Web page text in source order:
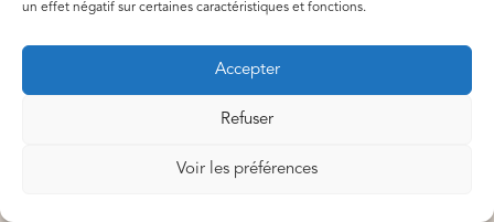
un effet négatif sur certaines caractéristiques et fonctions.
Accepter
Refuser
Voir les préférences
Pourrais-je poser des questions